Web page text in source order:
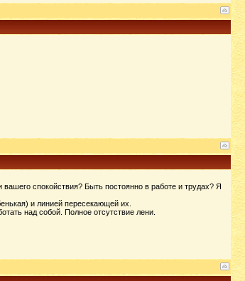
спокойствия? Быть постоянно в работе и трудах? Я
и линией пересекающей их.
над собой. Полное отсутствие лени.